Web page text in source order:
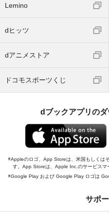
Lemino
dヒッツ
dアニメストア
ドコモスポーツくじ
dブックアプリの
Appleのロゴ、App Storeは、米国もしくは
す。App Storeは、Apple Inc.のサービスマ
Google Play および Google Play ロゴは
サポ